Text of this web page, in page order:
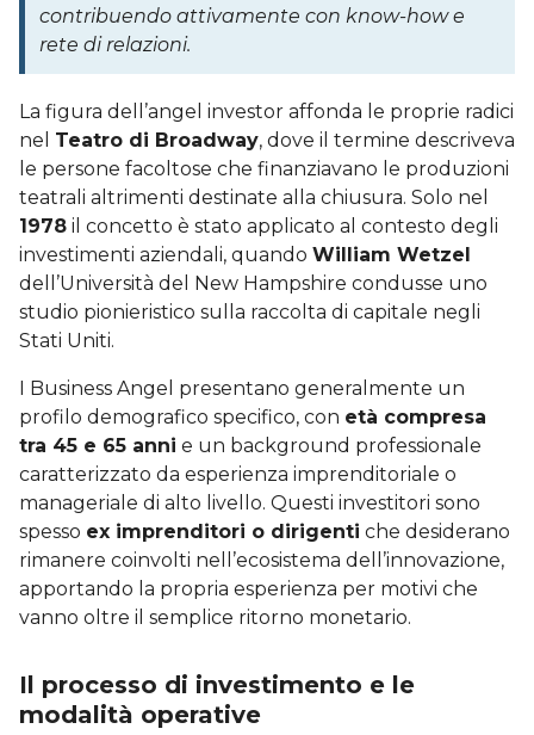
contribuendo attivamente con know-how e
rete di relazioni.
La figura dell’angel investor affonda le proprie radici
nel Teatro di Broadway, dove il termine descriveva
le persone facoltose che finanziavano le produzioni
teatrali altrimenti destinate alla chiusura. Solo nel
1978 il concetto è stato applicato al contesto degli
investimenti aziendali, quando William Wetzel
dell’Università del New Hampshire condusse uno
studio pionieristico sulla raccolta di capitale negli
Stati Uniti.
I Business Angel presentano generalmente un
profilo demografico specifico, con età compresa
tra 45 e 65 anni e un background professionale
caratterizzato da esperienza imprenditoriale o
manageriale di alto livello. Questi investitori sono
spesso ex imprenditori o dirigenti che desiderano
rimanere coinvolti nell’ecosistema dell’innovazione,
apportando la propria esperienza per motivi che
vanno oltre il semplice ritorno monetario.
Il processo di investimento e le
modalità operative